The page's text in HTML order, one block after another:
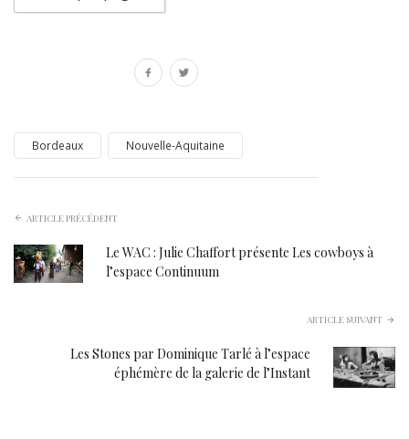
Bordeaux Nouvelle-Aquitaine
ARTICLE PRÉCÉDENT
Le WAC : Julie Chaffort présente Les cowboys à
l’espace Continuum
ARTICLE SUIVANT
Les Stones par Dominique Tarlé à l’espace
éphémère de la galerie de l’Instant